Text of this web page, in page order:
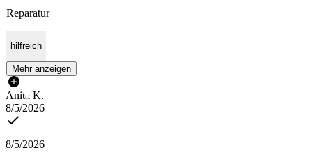
Reparatur
hilfreich
Mehr anzeigen
Anita K.
8/5/2026
8/5/2026